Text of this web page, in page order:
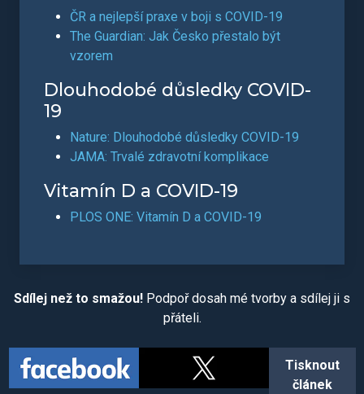
ČR a nejlepší praxe v boji s COVID-19
The Guardian: Jak Česko přestalo být
vzorem
Dlouhodobé důsledky COVID-
19
Nature: Dlouhodobé důsledky COVID-19
JAMA: Trvalé zdravotní komplikace
Vitamín D a COVID-19
PLOS ONE: Vitamín D a COVID-19
Sdílej než to smažou! Podpoř dosah mé tvorby a sdílej ji s
přáteli.
Tisknout
článek